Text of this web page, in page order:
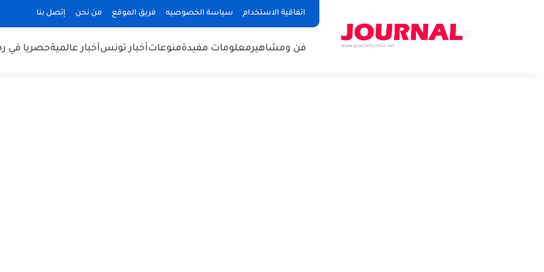
اتفاقية الاستخدام سياسة الخصوصيه فريق الموقع من نحن إتصل بنا
فن ومشاهيرمعلومات مفيدةمنوعاتأخبار تونسأخبار عالميةحصريا في